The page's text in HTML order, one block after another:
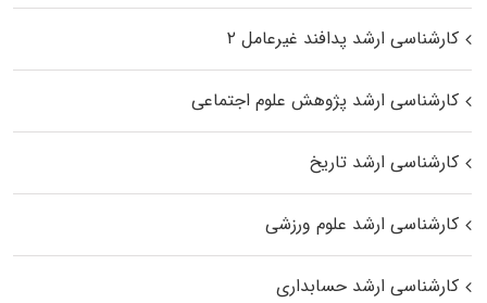
کارشناسی ارشد پدافند غیرعامل ۲
کارشناسی ارشد پژوهش علوم اجتماعی
کارشناسی ارشد تاریخ
کارشناسی ارشد علوم ورزشی
کارشناسی ارشد حسابداری